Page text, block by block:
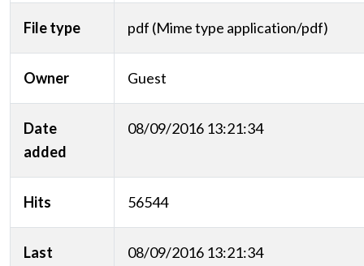
File type pdf (Mime type application/pdf)
Owner Guest
Date
added
08/09/2016 13:21:34
Hits 56544
Last
08/09/2016 13:21:34